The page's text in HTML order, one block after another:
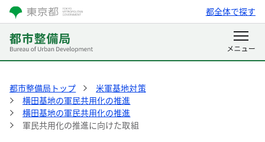
都全体で探す
都市整備局トップ
米軍基地対策
横田基地の軍民共用化の推進
横田基地の軍民共用化の推進
軍民共用化の推進に向けた取組